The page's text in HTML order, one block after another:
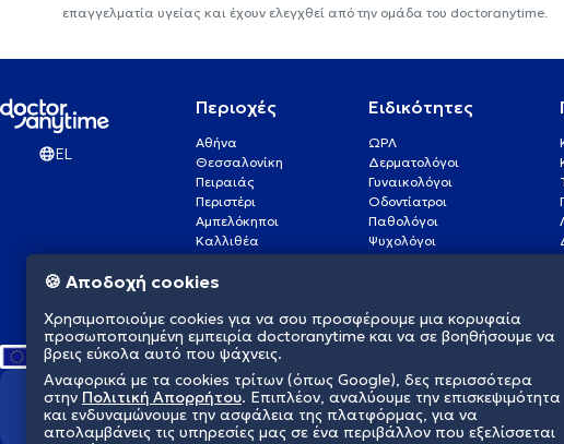
επαγγελματία υγείας και έχουν ελεγχθεί από την ομάδα του doctoranytime.
EL
Περιοχές
Αθήνα
Θεσσαλονίκη
Πειραιάς
Περιστέρι
Αμπελόκηποι
Καλλιθέα
Πάτρα
Γλυφάδα
Νέα Σμύρνη
Ειδικότητες
ΩΡΛ
Δερματολόγοι
Γυναικολόγοι
Οδοντίατροι
Παθολόγοι
Ψυχολόγοι
Οφθαλμίατροι
Καρδιολόγοι
Διαμορφώνουμε το μέλλον της
🍪 Αποδοχή cookies
Χρησιμοποιούμε cookies για να σου προσφέρουμε μια κορυφαία
προσωποποιημένη εμπειρία doctoranytime και να σε βοηθήσουμε να
βρεις εύκολα αυτό που ψάχνεις.
Αναφορικά με τα cookies τρίτων (όπως Google), δες περισσότερα
στην Πολιτική Απορρήτου. Επιπλέον, αναλύουμε την επισκεψιμότητα
και ενδυναμώνουμε την ασφάλεια της πλατφόρμας, για να
απολαμβάνεις τις υπηρεσίες μας σε ένα περιβάλλον που εξελίσσεται